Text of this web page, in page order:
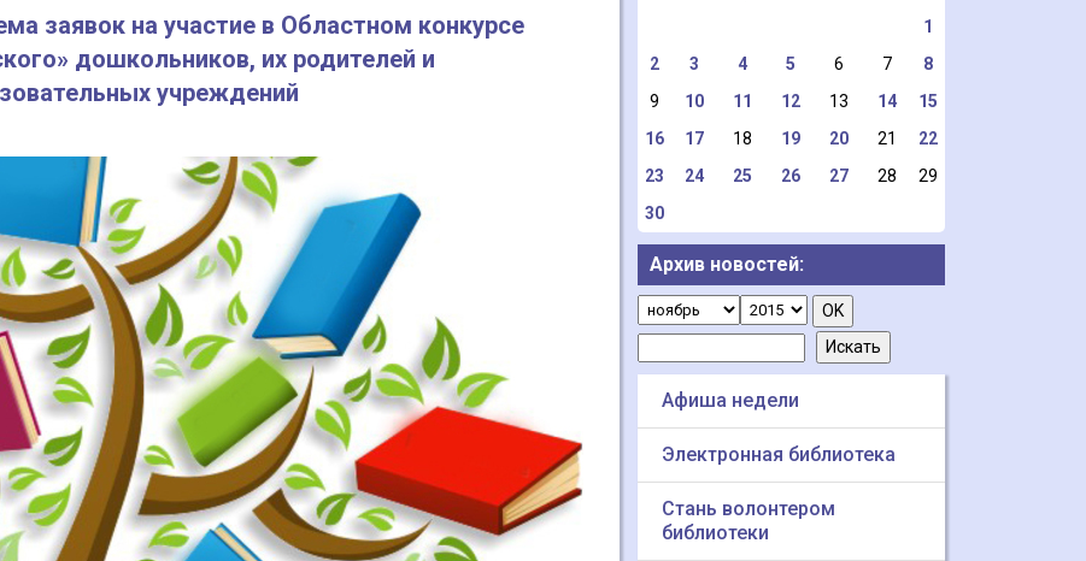
заявок на участие в Областном конкурсе
дошкольников, их родителей и
учреждений
1
2
3 4 5 6 7
8
9
10 11 12 13 14
15
16
17 18 19 20 21
22
23
24 25 26 27 28
29
30
Архив новостей:
Афиша недели
Электронная библиотека
Стань волонтером
библиотеки